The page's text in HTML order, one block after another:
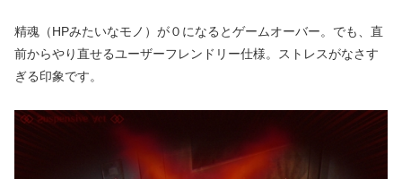
精魂（HPみたいなモノ）が０になるとゲームオーバー。でも、直
前からやり直せるユーザーフレンドリー仕様。ストレスがなさす
ぎる印象です。